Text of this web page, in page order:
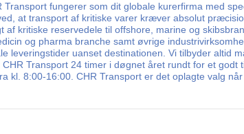
fungerer som dit globale kurerfirma med
at transport af kritiske varer kræver absolut
kritiske reservedele til offshore, marine og
og pharma branche samt øvrige
leveringstider uanset destinationen. Vi tilbyder altid
Transport 24 timer i døgnet året rundt for et godt
kl. 8:00-16:00. CHR Transport er det oplagte valg